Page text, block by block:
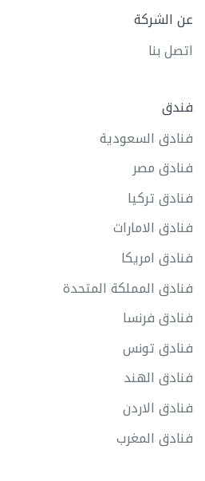
عن الشركة
اتصل بنا
فندق
فنادق السعودية
فنادق مصر
فنادق تركيا
فنادق الامارات
فنادق امريكا
فنادق المملكة المتحدة
فنادق فرنسا
فنادق تونس
فنادق الهند
فنادق الاردن
فنادق المغرب